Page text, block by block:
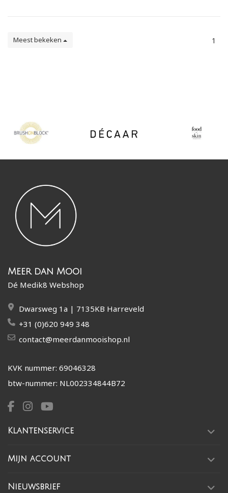
Meest bekeken 1
Meer dan Mooi
Dé Medik8 Webshop
Dwarsweg 1a | 7135KB Harreveld
+31 (0)620 949 348
contact@meerdanmooishop.nl
KVK nummer: 69046328
btw-nummer: NL002334844B72
Klantenservice
Mijn account
Nieuwsbrief